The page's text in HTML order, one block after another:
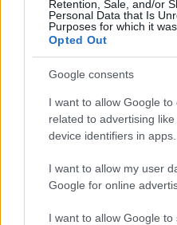
Retention, Sale, and/or
Personal Data that Is
Purposes for which it
Opted Out
Google consents
I want to allow Google to
related to advertising
device identifiers in apps.
I want to allow my user
Google for online
I want to allow Google to